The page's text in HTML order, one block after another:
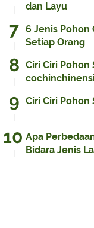
dan Layu
6 Jenis Pohon
Setiap Orang
Ciri Ciri
Ciri Ciri
Apa
Bidara Jenis